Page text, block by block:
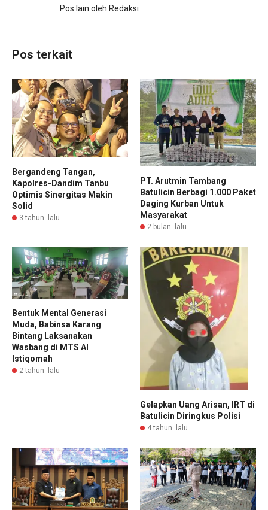
Pos lain oleh Redaksi
Pos terkait
Bergandeng Tangan,
Kapolres-Dandim Tanbu
Optimis Sinergitas Makin
Solid
3 tahun lalu
PT. Arutmin Tambang
Batulicin Berbagi 1.000 Paket
Daging Kurban Untuk
Masyarakat
2 bulan lalu
Bentuk Mental Generasi
Muda, Babinsa Karang
Bintang Laksanakan
Wasbang di MTS Al
Istiqomah
2 tahun lalu
Gelapkan Uang Arisan, IRT di
Batulicin Diringkus Polisi
4 tahun lalu